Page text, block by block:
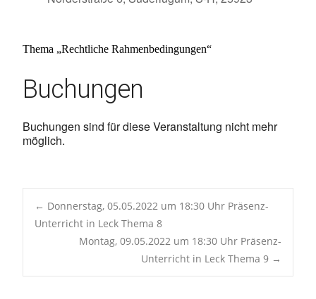
Thema „Rechtliche Rahmenbedingungen“
Buchungen
Buchungen sind für diese Veranstaltung nicht mehr
möglich.
Post
navigation
← Donnerstag, 05.05.2022 um 18:30 Uhr Präsenz-
Unterricht in Leck Thema 8
Montag, 09.05.2022 um 18:30 Uhr Präsenz-
Unterricht in Leck Thema 9 →